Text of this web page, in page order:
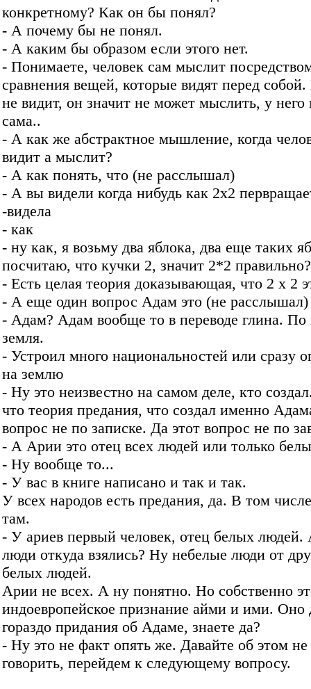
конкретному? Как он бы понял?
- А почему бы не понял.
- А каким бы образом если этого нет.
- Понимаете, человек сам мыслит
сравнения вещей, которые видят перед
не видит, он значит не может мыслить, у
сама..
- А как же абстрактное мышление, когда
видит а мыслит?
- А как понять, что (не расслышал)
- А вы видели когда нибудь как 2x2
-видела
- как
- ну как, я возьму два яблока, два еще таких
посчитаю, что кучки 2, значит 2*2 правильно?
- Есть целая теория доказывающая, что 2 х 2
- А еще один вопрос Адам это (не расслышал)
- Адам? Адам вообще то в переводе глина.
земля.
- Устроил много национальностей или сразу
на землю
- Ну это неизвестно на самом деле, кто
что теория предания, что создал именно
вопрос не по записке. Да этот вопрос не по
- А Арии это отец всех людей или только
- Ну вообще то...
- У вас в книге написано и так и так.
У всех народов есть предания, да. В том
там.
- У ариев первый человек, отец белых людей.
люди откуда взялись? Ну небелые люди от
белых людей.
Арии не всех. А ну понятно. Но собственно
индоевропейское признание айми и ими. Оно
гораздо придания об Адаме, знаете да?
- Ну это не факт опять же. Давайте об этом не
говорить, перейдем к следующему вопросу.